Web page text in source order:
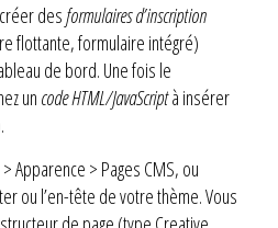
desformulaires d’inscription
flottante, formulaire intégré)
de bord. Une fois le
un code HTML/JavaScriptà insérer
Apparence > Pages CMS, ou
ou l’en-tête de votre thème. Vous